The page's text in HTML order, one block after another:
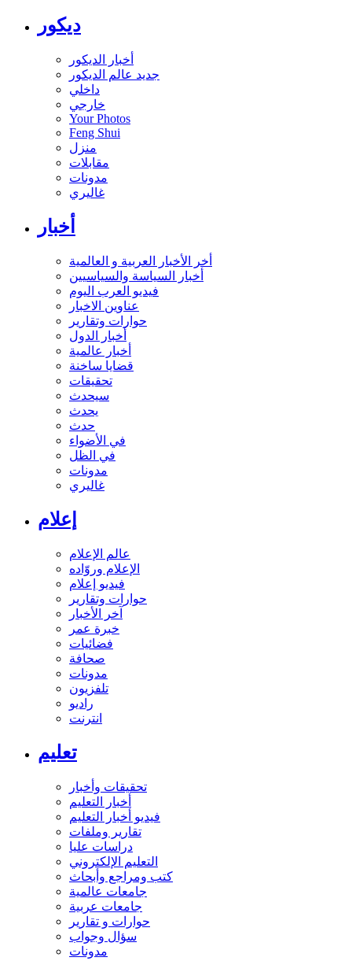
ديكور
أخبار الديكور
جديد عالم الديكور
داخلي
خارجي
Your Photos
Feng Shui
منزل
مقابلات
مدونات
غاليري
أخبار
أخر الأخبار العربية و العالمية
أخبار السياسة والسياسيين
فيديو العرب اليوم
عناوين الاخبار
حوارات وتقارير
أخبار الدول
أخبار عالمية
قضايا ساخنة
تحقيقات
سيحدث
يحدث
حدث
في الأضواء
في الظل
مدونات
غاليري
إعلام
عالم الإعلام
الإعلام وروّاده
فيديو إعلام
حوارات وتقارير
آخر الأخبار
خبرة عمر
فضائيات
صحافة
مدونات
تلفزيون
راديو
انترنت
تعليم
تحقيقات وأخبار
أخبار التعليم
فيديو أخبار التعليم
تقارير وملفات
دراسات عليا
التعليم الإلكتروني
كتب ومراجع وأبحاث
جامعات عالمية
جامعات عربية
حوارات و تقارير
سؤال وجواب
مدونات